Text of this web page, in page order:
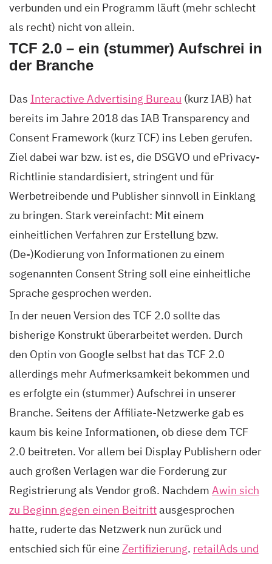
verbunden und ein Programm läuft (mehr schlecht
als recht) nicht von allein.
TCF 2.0 – ein (stummer) Aufschrei in
der Branche
Das Interactive Advertising Bureau (kurz IAB) hat
bereits im Jahre 2018 das IAB Transparency and
Consent Framework (kurz TCF) ins Leben gerufen.
Ziel dabei war bzw. ist es, die DSGVO und ePrivacy-
Richtlinie standardisiert, stringent und für
Werbetreibende und Publisher sinnvoll in Einklang
zu bringen. Stark vereinfacht: Mit einem
einheitlichen Verfahren zur Erstellung bzw.
(De-)Kodierung von Informationen zu einem
sogenannten Consent String soll eine einheitliche
Sprache gesprochen werden.
In der neuen Version des TCF 2.0 sollte das
bisherige Konstrukt überarbeitet werden. Durch
den Optin von Google selbst hat das TCF 2.0
allerdings mehr Aufmerksamkeit bekommen und
es erfolgte ein (stummer) Aufschrei in unserer
Branche. Seitens der Affiliate-Netzwerke gab es
kaum bis keine Informationen, ob diese dem TCF
2.0 beitreten. Vor allem bei Display Publishern oder
auch großen Verlagen war die Forderung zur
Registrierung als Vendor groß. Nachdem Awin sich
zu Beginn gegen einen Beitrittausgesprochen
hatte, ruderte das Netzwerk nun zurück und
entschied sich für eine Zertifizierung. retailAds und